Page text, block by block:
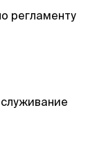
регламенту